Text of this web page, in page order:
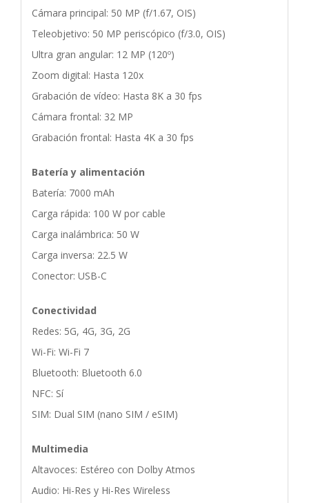
Cámara principal: 50 MP (f/1.67, OIS)
Teleobjetivo: 50 MP periscópico (f/3.0, OIS)
Ultra gran angular: 12 MP (120º)
Zoom digital: Hasta 120x
Grabación de vídeo: Hasta 8K a 30 fps
Cámara frontal: 32 MP
Grabación frontal: Hasta 4K a 30 fps
Batería y alimentación
Batería: 7000 mAh
Carga rápida: 100 W por cable
Carga inalámbrica: 50 W
Carga inversa: 22.5 W
Conector: USB-C
Conectividad
Redes: 5G, 4G, 3G, 2G
Wi-Fi: Wi-Fi 7
Bluetooth: Bluetooth 6.0
NFC: Sí
SIM: Dual SIM (nano SIM / eSIM)
Multimedia
Altavoces: Estéreo con Dolby Atmos
Audio: Hi-Res y Hi-Res Wireless